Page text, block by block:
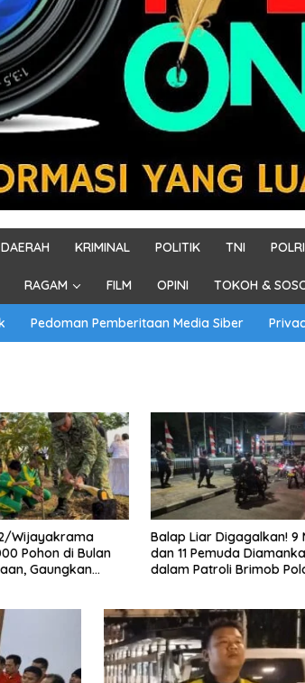
DAERAH KRIMINAL POLITIK TNI POLRI
RAGAM FILM OPINI TOKOH &
Pedoman Pemberitaan Media Siber
9 Motor
Diamankan
Brimob Polda
Bukan Sekadar Latihan!
Personel Dalmas Polres
Pelabuhan Tanjung Priok